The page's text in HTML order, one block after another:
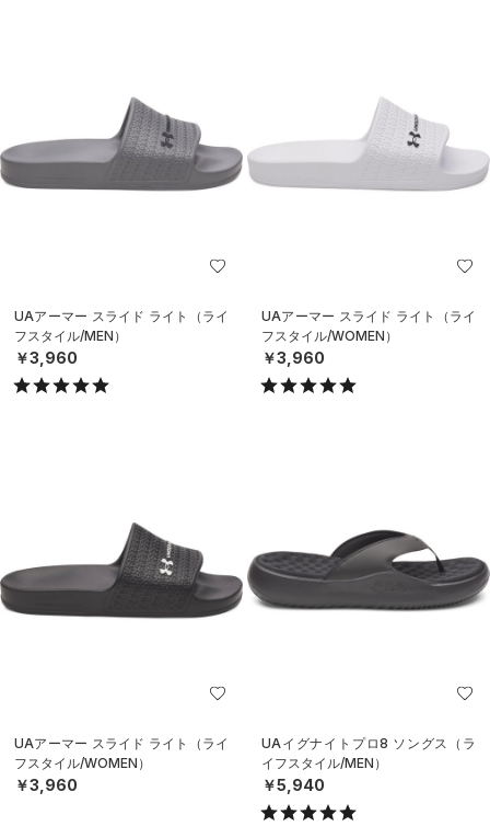
UAアーマー スライド ライト（ライ
フスタイル/MEN）
￥3,960
UAアーマー スライド ライト（ライ
フスタイル/WOMEN）
￥3,960
UAアーマー スライド ライト（ライ
フスタイル/WOMEN）
￥3,960
UAイグナイトプロ8 ソングス（ラ
イフスタイル/MEN）
￥5,940